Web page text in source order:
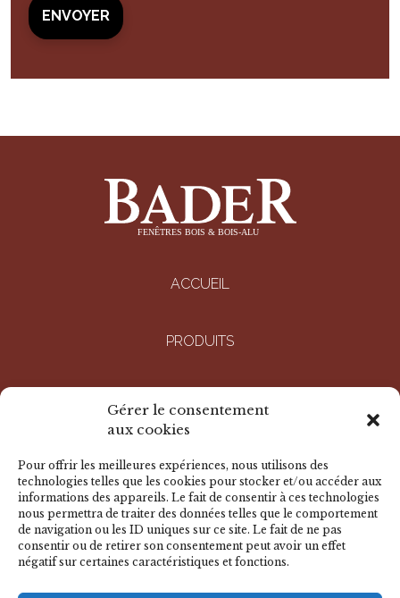
Gérer le consentement
aux cookies
Pour offrir les meilleures expériences, nous utilisons des
technologies telles que les cookies pour stocker et/ou accéder aux
informations des appareils. Le fait de consentir à ces technologies
nous permettra de traiter des données telles que le comportement
de navigation ou les ID uniques sur ce site. Le fait de ne pas
consentir ou de retirer son consentement peut avoir un effet
négatif sur certaines caractéristiques et fonctions.
ACCUEIL
PRODUITS
RÉALISATIONS
DOCUMENTS
NOUS CONTACTER